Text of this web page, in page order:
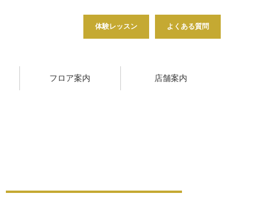
体験レッスン よくある質問
フロア案内 店舗案内